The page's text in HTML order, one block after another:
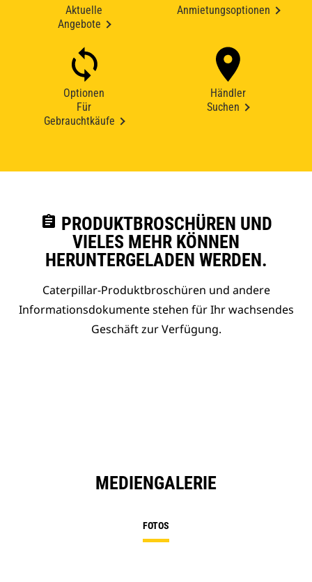
Aktuelle
Angebote
Anmietungsoptionen
Optionen
Für
Gebrauchtkäufe
Händler
Suchen
assignment PRODUKTBROSCHÜREN UND
VIELES MEHR KÖNNEN
HERUNTERGELADEN WERDEN.
Caterpillar-Produktbroschüren und andere
Informationsdokumente stehen für Ihr wachsendes
Geschäft zur Verfügung.
MEDIENGALERIE
FOTOS